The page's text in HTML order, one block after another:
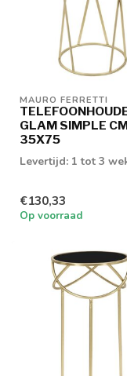
MAURO FERRETTI
GLAM SIMPLE
35X75
Levertijd: 1 tot 3
€130,33
Op voorraad